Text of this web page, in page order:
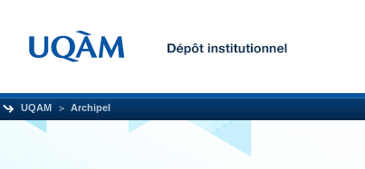
UQAM Archipel